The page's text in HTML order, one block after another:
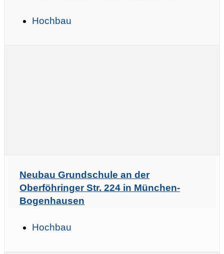
Hochbau
Neubau Grundschule an der
Oberföhringer Str. 224 in München-
Bogenhausen
Hochbau